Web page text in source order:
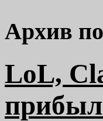
Архив
LoL,